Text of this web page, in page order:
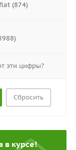
(874)
)
эти цифры?
Сбросить
в курсе!